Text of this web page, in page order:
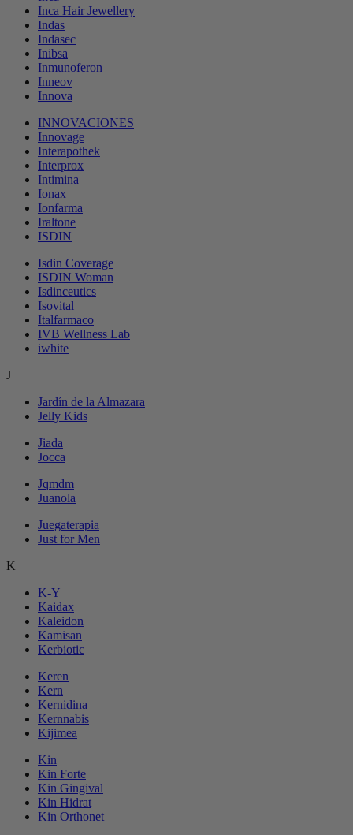
Inca Hair Jewellery
Indas
Indasec
Inibsa
Inmunoferon
Inneov
Innova
INNOVACIONES
Innovage
Interapothek
Interprox
Intimina
Ionax
Ionfarma
Iraltone
ISDIN
Isdin Coverage
ISDIN Woman
Isdinceutics
Isovital
Italfarmaco
IVB Wellness Lab
iwhite
J
Jardín de la Almazara
Jelly Kids
Jiada
Jocca
Jqmdm
Juanola
Juegaterapia
Just for Men
K
K-Y
Kaidax
Kaleidon
Kamisan
Kerbiotic
Keren
Kern
Kernidina
Kernnabis
Kijimea
Kin
Kin Forte
Kin Gingival
Kin Hidrat
Kin Orthonet